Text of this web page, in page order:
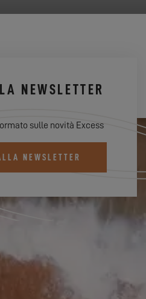
NEWSLETTER
sulle novità Excess
NEWSLETTER